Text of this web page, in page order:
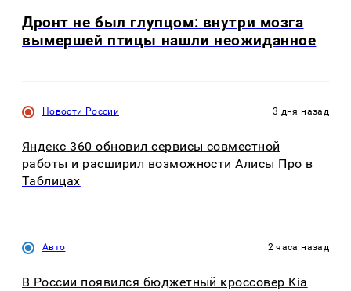
Дронт не был глупцом: внутри мозга
вымершей птицы нашли неожиданное
Новости России 3 дня назад
Яндекс 360 обновил сервисы совместной
работы и расширил возможности Алисы Про в
Таблицах
Авто 2 часа назад
В России появился бюджетный кроссовер Kia